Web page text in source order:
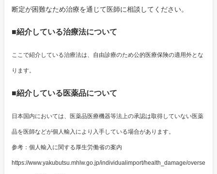
断定が困難なため治療を通じて医師に相談してください。
■紹介している治療法について
ここで紹介している治療法は、自由診療のため公的医療保険の適用外とな
ります。
■紹介している医薬品について
日本国内においては、医薬品医療機器等法上の承認は取得していない医薬
品を医師などが個人輸入により入手している場合があります。
参考：個人輸入に関する厚生労働省の案内
https://www.yakubutsu.mhlw.go.jp/individualimport/health_damage/overse